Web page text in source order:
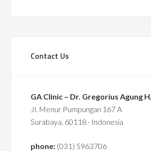
Contact Us
GA Clinic – Dr. Gregorius Agung
Jl. Menur Pumpungan 167 A
Surabaya, 60118 · Indonesia
phone: (031) 5963706